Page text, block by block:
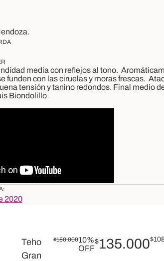
media con reflejos al tono.
funden con las ciruelas y moras frescas.
tensión y tanino redondos. Final medio
Biondolillo
2020
Teho
Gran
$150.00010%
OFF
$135.000$